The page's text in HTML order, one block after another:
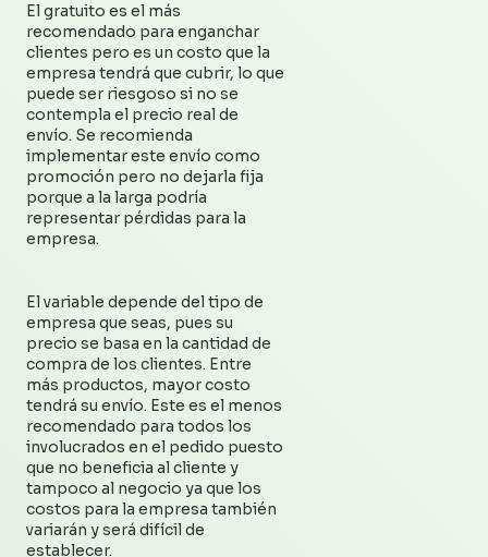
El gratuito es el más
recomendado para enganchar
clientes pero es un costo que la
empresa tendrá que cubrir, lo que
puede ser riesgoso si no se
contempla el precio real de
envío. Se recomienda
implementar este envío como
promoción pero no dejarla fija
porque a la larga podría
representar pérdidas para la
empresa.
El variable depende del tipo de
empresa que seas, pues su
precio se basa en la cantidad de
compra de los clientes. Entre
más productos, mayor costo
tendrá su envío. Este es el menos
recomendado para todos los
involucrados en el pedido puesto
que no beneficia al cliente y
tampoco al negocio ya que los
costos para la empresa también
variarán y será difícil de
establecer.